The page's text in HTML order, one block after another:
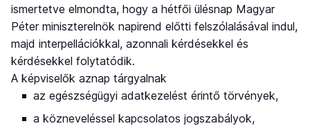
ismertetve elmondta, hogy a hétfői ülésnap Magyar
Péter miniszterelnök napirend előtti felszólalásával indul,
majd interpellációkkal, azonnali kérdésekkel és
kérdésekkel folytatódik.
A képviselők aznap tárgyalnak
az egészségügyi adatkezelést érintő törvények,
a közneveléssel kapcsolatos jogszabályok,